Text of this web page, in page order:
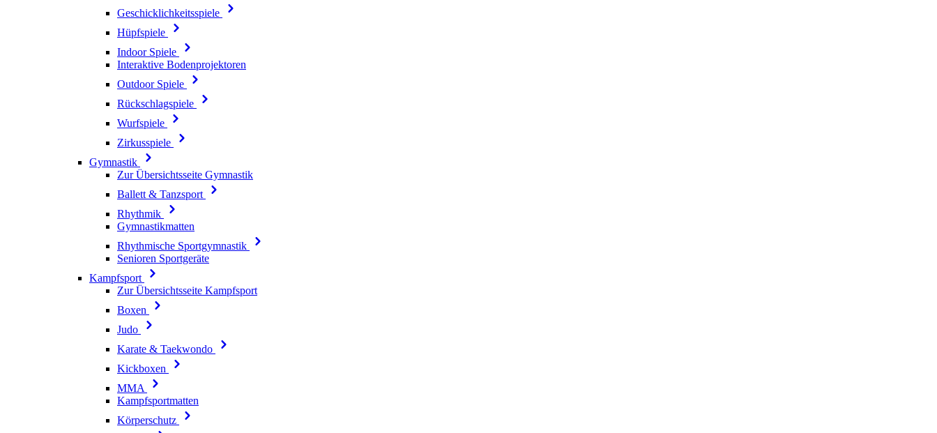
Geschicklichkeitsspiele
Hüpfspiele
Indoor Spiele
Interaktive Bodenprojektoren
Outdoor Spiele
Rückschlagspiele
Wurfspiele
Zirkusspiele
Gymnastik
Zur Übersichtsseite Gymnastik
Ballett & Tanzsport
Rhythmik
Gymnastikmatten
Rhythmische Sportgymnastik
Senioren Sportgeräte
Kampfsport
Zur Übersichtsseite Kampfsport
Boxen
Judo
Karate & Taekwondo
Kickboxen
MMA
Kampfsportmatten
Körperschutz